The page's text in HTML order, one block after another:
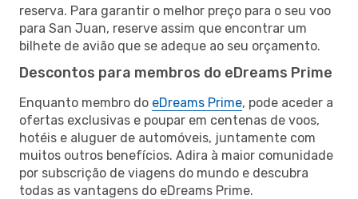
reserva. Para garantir o melhor preço para o seu voo
para San Juan, reserve assim que encontrar um
bilhete de avião que se adeque ao seu orçamento.
Descontos para membros do eDreams Prime
Enquanto membro do eDreams Prime, pode aceder a
ofertas exclusivas e poupar em centenas de voos,
hotéis e aluguer de automóveis, juntamente com
muitos outros benefícios. Adira à maior comunidade
por subscrição de viagens do mundo e descubra
todas as vantagens do eDreams Prime.